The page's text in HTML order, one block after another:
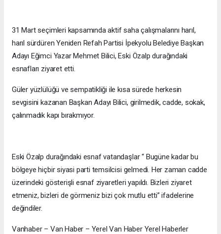
31 Mart seçimleri kapsamında aktif saha çalışmalarını harıl,
harıl sürdüren Yeniden Refah Partisi İpekyolu Belediye Başkan
Adayı Eğimci Yazar Mehmet Bilici, Eski Özalp durağındaki
esnafları ziyaret etti.
Güler yüzlülüğü ve sempatikliği ile kısa sürede herkesin
sevgisini kazanan Başkan Adayı Bilici, girilmedik, cadde, sokak,
çalınmadık kapı bırakmıyor.
Eski Özalp durağındaki esnaf vatandaşlar “ Bugüne kadar bu
bölgeye hiçbir siyasi parti temsilcisi gelmedi. Her zaman cadde
üzerindeki gösterişli esnaf ziyaretleri yapıldı. Bizleri ziyaret
etmeniz, bizleri de görmeniz bizi çok mutlu etti” ifadelerine
değindiler.
Vanhaber – Van Haber – Yerel Van Haber Yerel Haberler